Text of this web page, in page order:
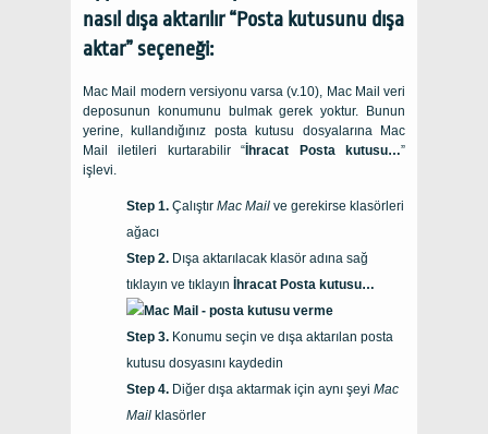
nasıl dışa aktarılır “Posta kutusunu dışa
aktar” seçeneği:
Mac Mail modern versiyonu varsa (v.10), Mac Mail veri
deposunun konumunu bulmak gerek yoktur. Bunun
yerine, kullandığınız posta kutusu dosyalarına Mac
Mail iletileri kurtarabilir “ İhracat Posta kutusu…”
işlevi.
Çalıştır Mac Mail ve gerekirse klasörleri
ağacı
Dışa aktarılacak klasör adına sağ
tıklayın ve tıklayın
İhracat Posta kutusu…
Konumu seçin ve dışa aktarılan posta
kutusu dosyasını kaydedin
Diğer dışa aktarmak için aynı şeyi Mac
Mail klasörler